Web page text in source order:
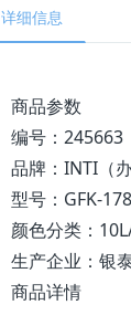
详细信息
商品参数
编号：245663
品牌：INTI（
型号：GFK-
颜色分类：
生产企业：银
商品详情